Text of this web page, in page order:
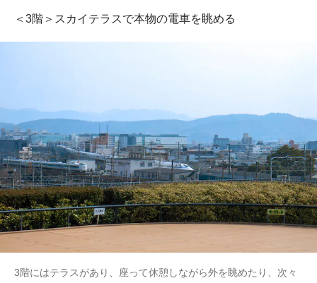
＜3階＞スカイテラスで本物の電車を眺める
3階にはテラスがあり、座って休憩しながら外を眺めたり、次々